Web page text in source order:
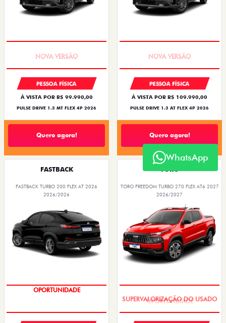
PESSOA FÍSICA
À VISTA POR R$ 99.990,00
PULSE DRIVE 1.3 MT FLEX 4P 2026
Quero agora!
PESSOA FÍSICA
À VISTA POR R$ 109.990,00
PULSE DRIVE 1.3 AT FLEX 4P 2026
Quero agora!
FASTBACK
FASTBACK TURBO 200 FLEX AT 2026
2026/2026
OPORTUNIDADE
TORO FREEDOM TURBO 270 FLEX AT6 2027
2026/2027
WhatsApp